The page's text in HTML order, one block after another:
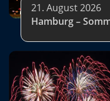
21. August 2026
Hamburg –